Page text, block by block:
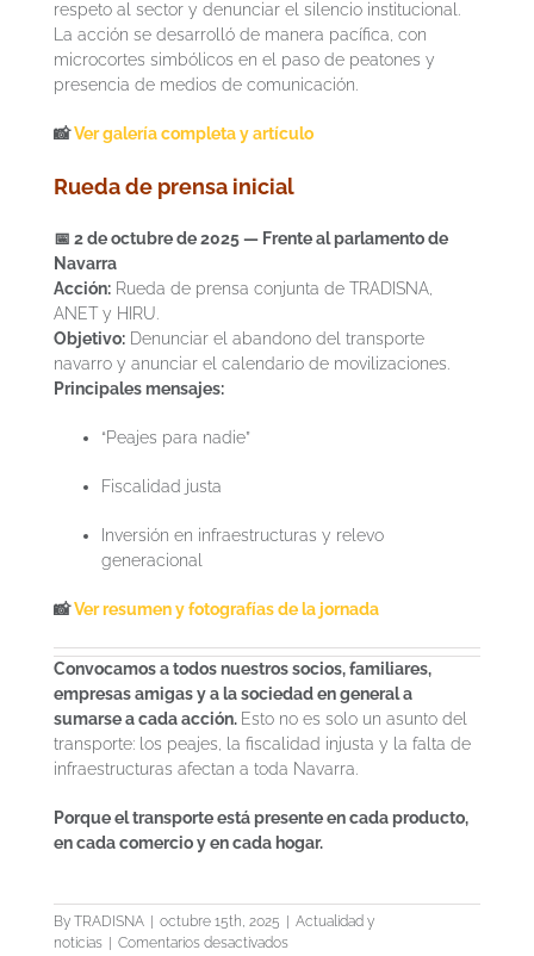
respeto al sector y denunciar el silencio institucional.
La acción se desarrolló de manera pacífica, con
microcortes simbólicos en el paso de peatones y
presencia de medios de comunicación.
📸Ver galería completa y artículo
Rueda de prensa inicial
📅 2 de octubre de 2025 — Frente al parlamento de
Navarra
Acción:Rueda de prensa conjunta de TRADISNA,
ANET y HIRU.
Objetivo:Denunciar el abandono del transporte
navarro y anunciar el calendario de movilizaciones.
Principales mensajes:
“Peajes para nadie”
Fiscalidad justa
Inversión en infraestructuras y relevo
generacional
📸Ver resumen y fotografías de la jornada
Convocamos a todos nuestros socios, familiares,
empresas amigas y a la sociedad en general a
sumarse a cada acción. Esto no es solo un asunto del
transporte: los peajes, la fiscalidad injusta y la falta de
infraestructuras afectan a toda Navarra.
Porque el transporte está presente en cada producto,
en cada comercio y en cada hogar.
By TRADISNA | octubre 15th, 2025 | Actualidad y
noticias | Comentarios desactivadosen